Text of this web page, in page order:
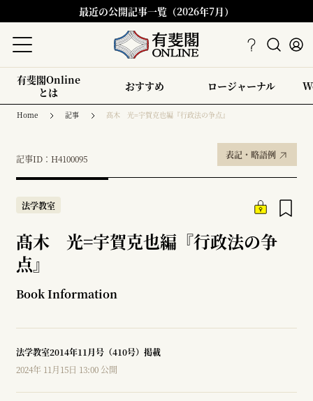
最近の公開記事一覧（2026年7月）
有斐閣Online
とは
おすすめ ロージャーナル
Home 記事 髙木 光=宇賀克也編『行政法の争点』
記事ID：H4100095 表記・略語例
法学教室
髙木 光=宇賀克也編『行政法の争
点』
Book Information
法学教室2014年11月号（410号）掲載
2024年 11月15日 13:00 公開